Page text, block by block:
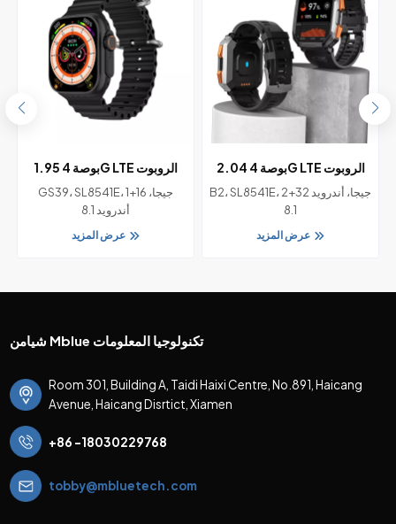
1.95 بوصة 4G LTE الروبوت
الذكية GPS الهاتف ووتش بدون
كاميرا للبالغين
GS39، SL8541E، 1+16 جيجا،
أندرويد 8.1
عرض المزيد
2.04 بوصة 4G LTE الروبوت
مربع الهاتف الذكي ووتش دون
كاميرا للبالغين دعم تعقب اللياقة
البدنية
B2، SL8541E، 2+32 جيجا، أندرويد
8.1
عرض المزيد
شيامن Mblue تكنولوجيا المعلومات
Room 301, Building A, Taidi Haixi Centre, No.891, Haicang
Avenue, Haicang Disrtict, Xiamen
+86 -18030229768
tobby@mbluetech.com